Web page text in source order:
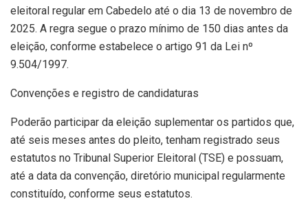
eleitoral regular em Cabedelo até o dia 13 de novembro de
2025. A regra segue o prazo mínimo de 150 dias antes da
eleição, conforme estabelece o artigo 91 da Lei nº
9.504/1997.
Convenções e registro de candidaturas
Poderão participar da eleição suplementar os partidos que,
até seis meses antes do pleito, tenham registrado seus
estatutos no Tribunal Superior Eleitoral (TSE) e possuam,
até a data da convenção, diretório municipal regularmente
constituído, conforme seus estatutos.